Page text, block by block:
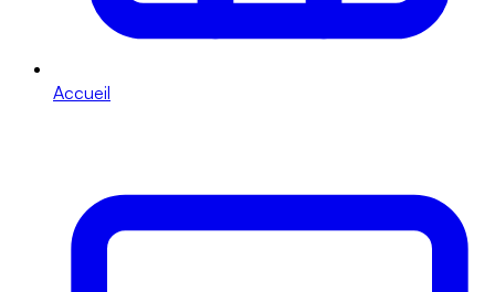
Accueil